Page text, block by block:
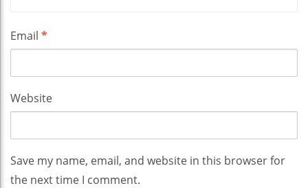
Email *
Website
Save my name, email, and website in this browser for
the next time I comment.